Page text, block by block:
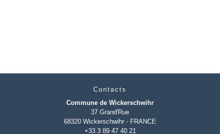
Contacts
Commune de Wickerschwihr
37 Grand'Rue
68320 Wickerschwihr - FRANCE
+33 3 89 47 40 21